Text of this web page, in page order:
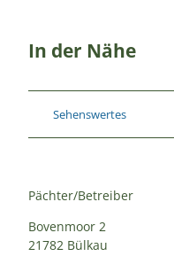
In der Nähe
Sehenswertes
Pächter/Betreiber
Bovenmoor 2
21782 Bülkau